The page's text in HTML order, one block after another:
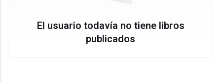
El usuario todavía no tiene libros
publicados